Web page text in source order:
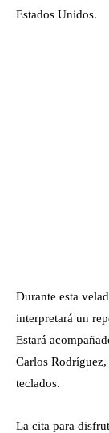
Estados Unidos.
Durante esta
interpretará un
Estará
Carlos
teclados.
La cita para